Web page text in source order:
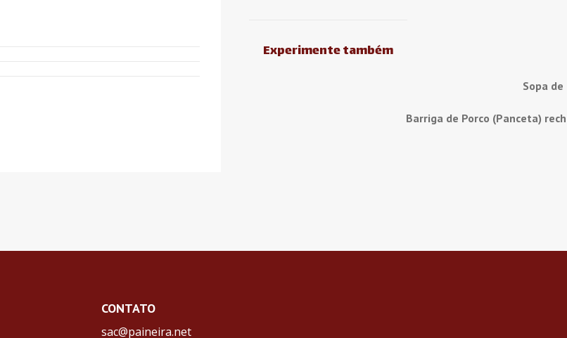
Experimente também
Sopa
Barriga de Porco (Panceta)
CONTATO
sac@paineira.net